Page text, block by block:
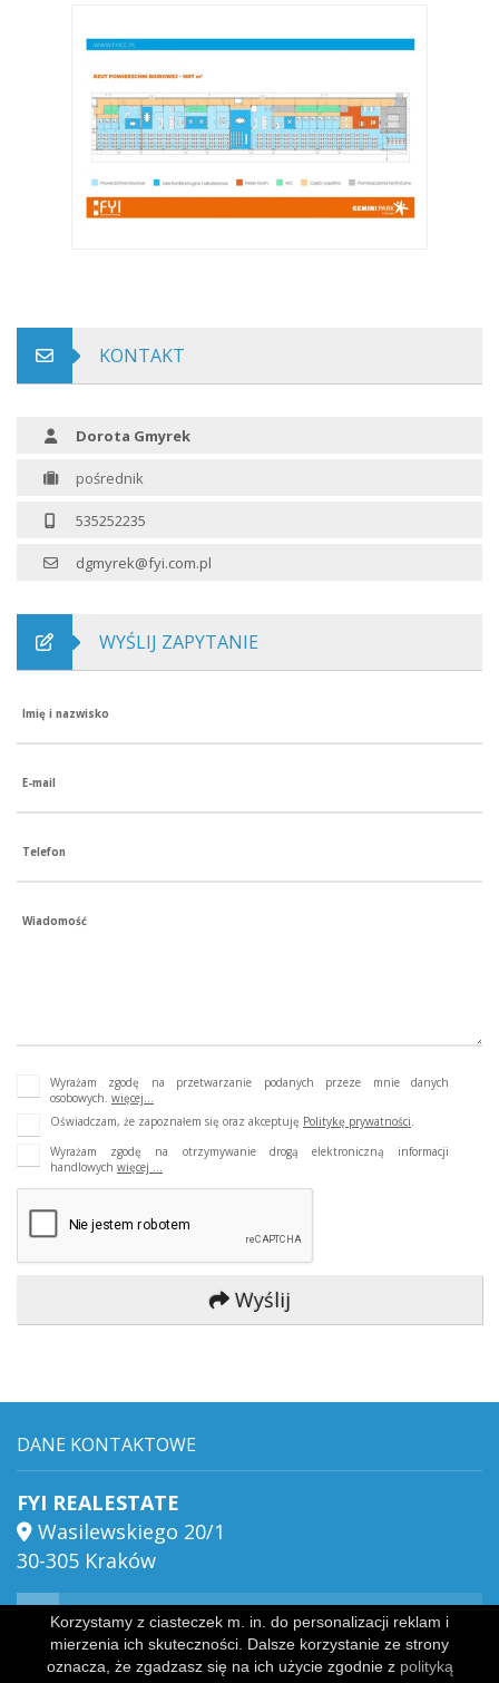
KONTAKT
Dorota Gmyrek
pośrednik
535252235
dgmyrek@fyi.com.pl
WYŚLIJ ZAPYTANIE
Imię i nazwisko
E-mail
Telefon
Wiadomość
Wyrażam zgodę na przetwarzanie podanych przeze mnie danych
osobowych. więcej...
Oświadczam, że zapoznałem się oraz akceptuję Politykę prywatności
Wyrażam zgodę na otrzymywanie drogą elektroniczną informacji
handlowych więcej ...
Wyślij
DANE KONTAKTOWE
FYI REALESTATE
Wasilewskiego 20/1
30-305 Kraków
biuro@biurofyi.pl
Korzystamy z ciasteczek m. in. do personalizacji reklam i
mierzenia ich skuteczności. Dalsze korzystanie ze strony
oznacza, że zgadzasz się na ich użycie zgodnie z polityką